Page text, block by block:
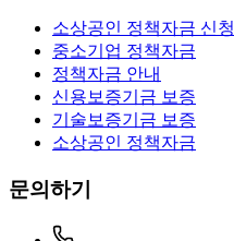
소상공인 정책자금 신청
중소기업 정책자금
정책자금 안내
신용보증기금 보증
기술보증기금 보증
소상공인 정책자금
문의하기